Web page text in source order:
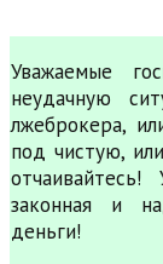
Уважаемые
неудачную
лжеброкера,
под чистую,
законная и
деньги!